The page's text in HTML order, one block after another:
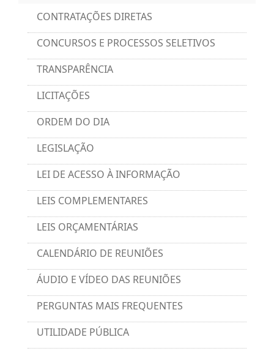
CONTRATAÇÕES DIRETAS
CONCURSOS E PROCESSOS SELETIVOS
TRANSPARÊNCIA
LICITAÇÕES
ORDEM DO DIA
LEGISLAÇÃO
LEI DE ACESSO À INFORMAÇÃO
LEIS COMPLEMENTARES
LEIS ORÇAMENTÁRIAS
CALENDÁRIO DE REUNIÕES
ÁUDIO E VÍDEO DAS REUNIÕES
PERGUNTAS MAIS FREQUENTES
UTILIDADE PÚBLICA